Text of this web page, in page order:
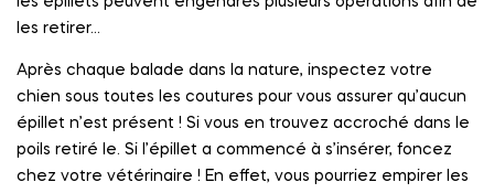
les retirer…
Après chaque balade dans la nature, inspectez votre
chien sous toutes les coutures pour vous assurer qu’aucun
épillet n’est présent ! Si vous en trouvez accroché dans le
poils retiré le. Si l’épillet a commencé à s’insérer, foncez
chez votre vétérinaire ! En effet, vous pourriez empirer les